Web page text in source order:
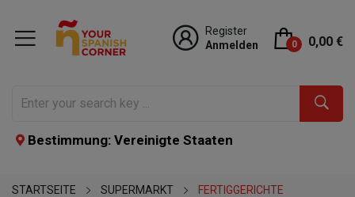
Register
Anmelden
0 0,00 €
Bestimmung: Vereinigte Staaten
STARTSEITE SUPERMARKT FERTIGGERICHTE